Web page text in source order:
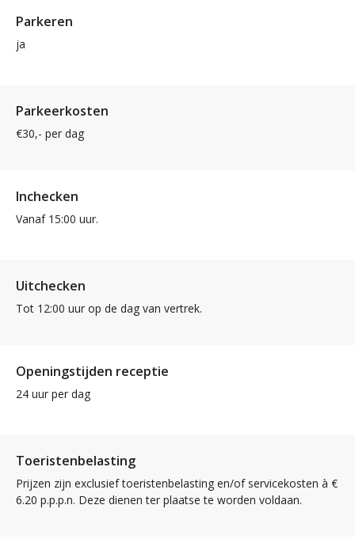
Parkeren
ja
Parkeerkosten
€30,- per dag
Inchecken
Vanaf 15:00 uur.
Uitchecken
Tot 12:00 uur op de dag van vertrek.
Openingstijden receptie
24 uur per dag
Toeristenbelasting
Prijzen zijn exclusief toeristenbelasting en/of servicekosten à €
6.20 p.p.p.n. Deze dienen ter plaatse te worden voldaan.